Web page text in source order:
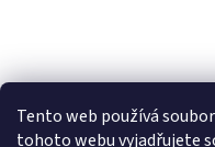
Tento web používá
tohoto webu vyjadřujete